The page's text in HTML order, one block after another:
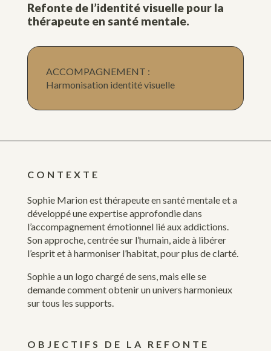
Refonte de l’identité visuelle pour la
thérapeute en santé mentale.
ACCOMPAGNEMENT :
Harmonisation identité visuelle
CONTEXTE
Sophie Marion est thérapeute en santé mentale et a
développé une expertise approfondie dans
l’accompagnement émotionnel lié aux addictions.
Son approche, centrée sur l’humain, aide à libérer
l’esprit et à harmoniser l’habitat, pour plus de clarté.
Sophie a un logo chargé de sens, mais elle se
demande comment obtenir un univers harmonieux
sur tous les supports.
OBJECTIFS DE LA REFONTE